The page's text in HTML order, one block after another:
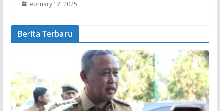
February 12, 2025
Berita Terbaru